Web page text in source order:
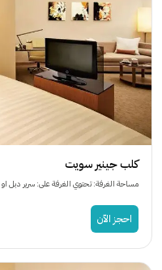
كلب جينير سويت
مساحة الغرفة: تحتوي الغرفة على: سرير دبل او 2 سرير...
احجز الآن